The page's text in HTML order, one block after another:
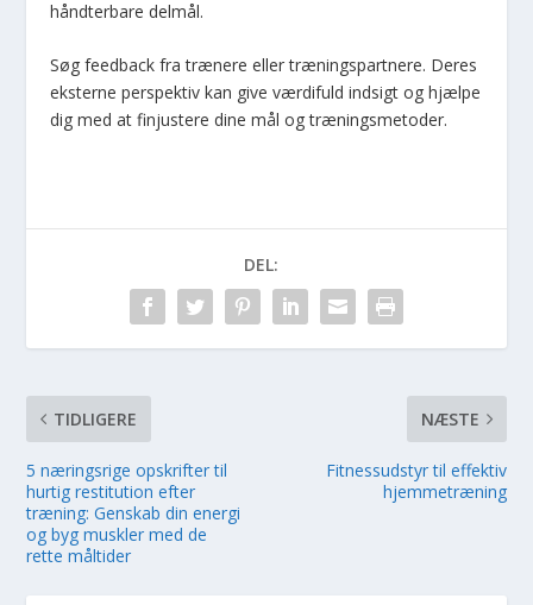
håndterbare delmål.
Søg feedback fra trænere eller træningspartnere. Deres
eksterne perspektiv kan give værdifuld indsigt og hjælpe
dig med at finjustere dine mål og træningsmetoder.
DEL:
TIDLIGERE
5 næringsrige opskrifter til
hurtig restitution efter
træning: Genskab din energi
og byg muskler med de
rette måltider
NÆSTE
Fitnessudstyr til effektiv
hjemmetræning